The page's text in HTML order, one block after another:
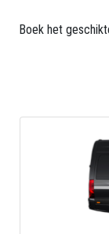
Boek het